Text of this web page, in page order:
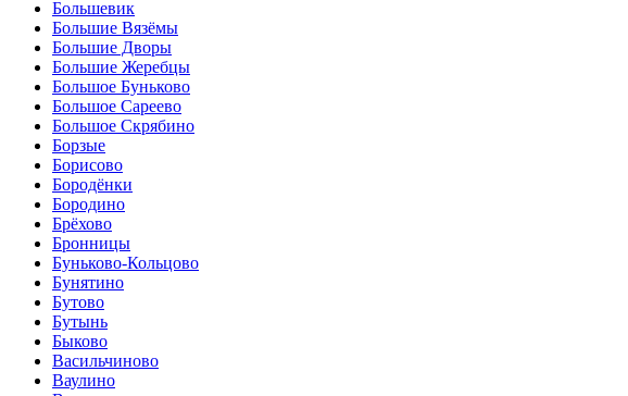
Большевик
Большие Вязёмы
Большие Дворы
Большие Жеребцы
Большое Буньково
Большое Сареево
Большое Скрябино
Борзые
Борисово
Бородёнки
Бородино
Брёхово
Бронницы
Буньково-Кольцово
Бунятино
Бутово
Бутынь
Быково
Васильчиново
Ваулино